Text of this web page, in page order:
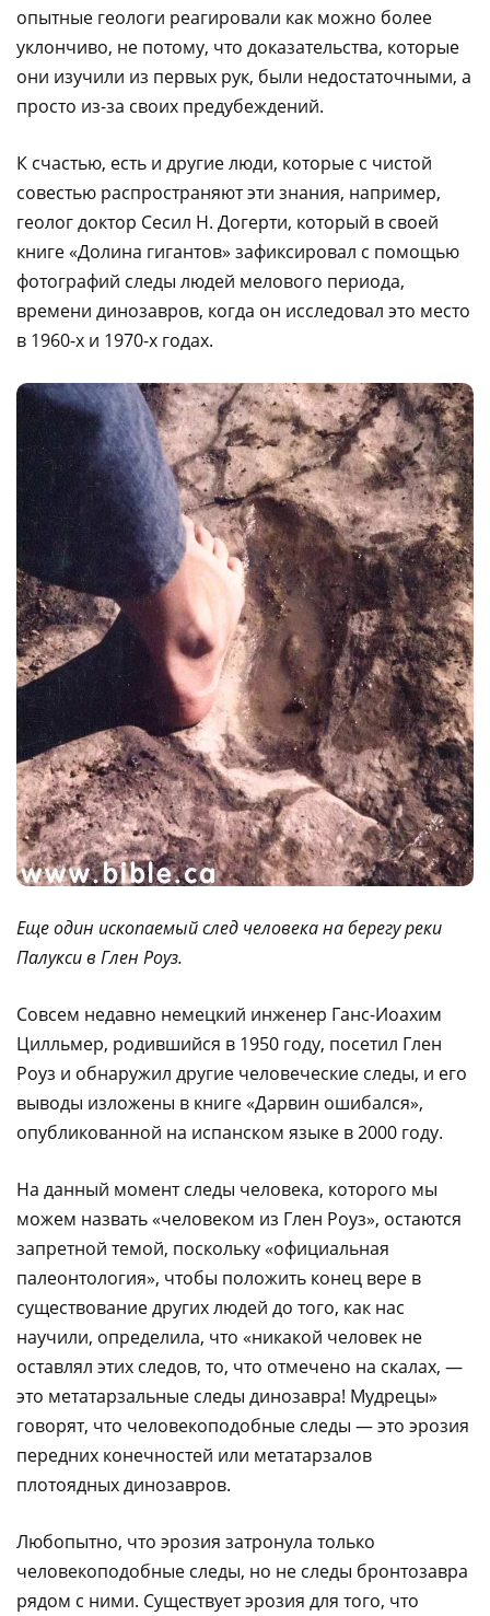
опытные геологи реагировали как можно более
уклончиво, не потому, что доказательства, которые
они изучили из первых рук, были недостаточными, а
просто из-за своих предубеждений.
К счастью, есть и другие люди, которые с чистой
совестью распространяют эти знания, например,
геолог доктор Сесил Н. Догерти, который в своей
книге «Долина гигантов» зафиксировал с помощью
фотографий следы людей мелового периода,
времени динозавров, когда он исследовал это место
в 1960-х и 1970-х годах.
Еще один ископаемый след человека на берегу реки
Палукси в Глен Роуз.
Совсем недавно немецкий инженер Ганс-Иоахим
Цилльмер, родившийся в 1950 году, посетил Глен
Роуз и обнаружил другие человеческие следы, и его
выводы изложены в книге «Дарвин ошибался»,
опубликованной на испанском языке в 2000 году.
На данный момент следы человека, которого мы
можем назвать «человеком из Глен Роуз», остаются
запретной темой, поскольку «официальная
палеонтология», чтобы положить конец вере в
существование других людей до того, как нас
научили, определила, что «никакой человек не
оставлял этих следов, то, что отмечено на скалах, —
это метатарзальные следы динозавра! Мудрецы»
говорят, что человекоподобные следы — это эрозия
передних конечностей или метатарзалов
плотоядных динозавров.
Любопытно, что эрозия затронула только
человекоподобные следы, но не следы бронтозавра
рядом с ними. Существует эрозия для того, что